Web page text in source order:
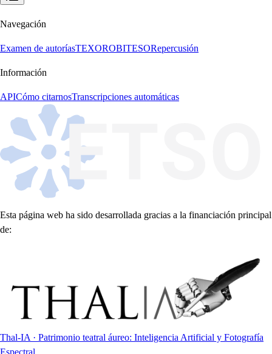
Navegación
Examen de autoríasTEXOROBITESORepercusión
Información
APICómo citarnosTranscripciones automáticas
Esta página web ha sido desarrollada gracias a la financiación principal
de:
Thal-IA · Patrimonio teatral áureo: Inteligencia Artificial y Fotografía